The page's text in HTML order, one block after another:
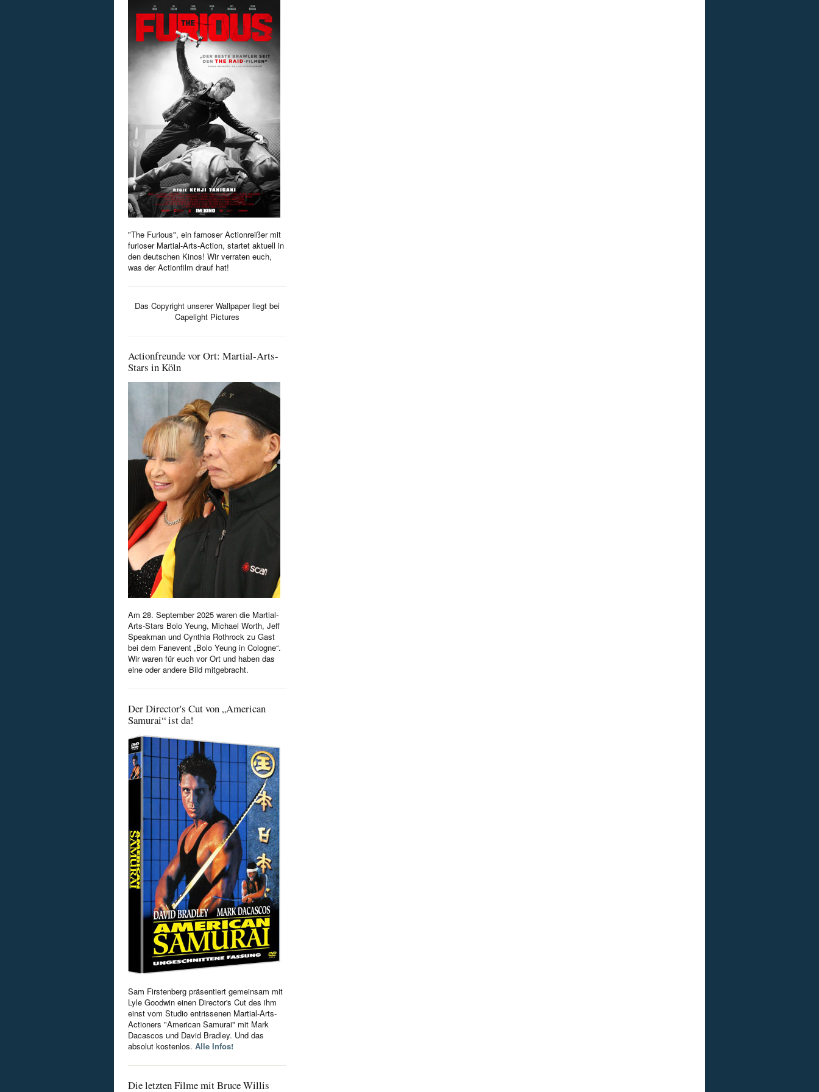
"The Furious", ein famoser Actionreißer mit
furioser Martial-Arts-Action, startet aktuell in
den deutschen Kinos! Wir verraten euch,
was der Actionfilm drauf hat!
Das Copyright unserer Wallpaper liegt bei
Capelight Pictures
Actionfreunde vor Ort: Martial-Arts-
Stars in Köln
Am 28. September 2025 waren die Martial-
Arts-Stars Bolo Yeung, Michael Worth, Jeff
Speakman und Cynthia Rothrock zu Gast
bei dem Fanevent „Bolo Yeung in Cologne“.
Wir waren für euch vor Ort und haben das
eine oder andere Bild mitgebracht.
Der Director's Cut von „American
Samurai“ ist da!
Sam Firstenberg präsentiert gemeinsam mit
Lyle Goodwin einen Director's Cut des ihm
einst vom Studio entrissenen Martial-Arts-
Actioners "American Samurai" mit Mark
Dacascos und David Bradley. Und das
absolut kostenlos. Alle Infos!
Die letzten Filme mit Bruce Willis